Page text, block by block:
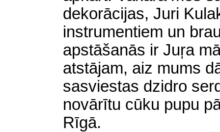
dekorācijas, Juri
instrumentiem un
apstāšanās ir Juŗa
atstājam, aiz mums
sasviestas dzidro
novārītu cūku pupu
Rīgā.